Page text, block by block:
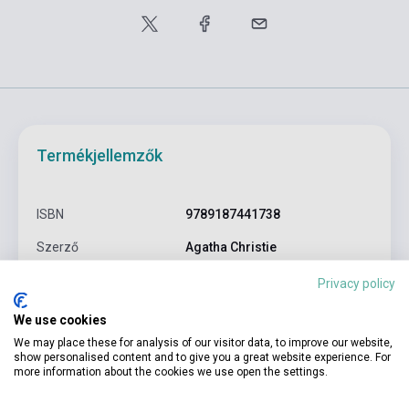
Termékjellemzők
ISBN 9789187441738
Szerző Agatha Christie
Kiadó BOOKMARK FÖRLAG
Kiadási év 2016
Privacy policy
We use cookies
We may place these for analysis of our visitor data, to improve our website,
show personalised content and to give you a great website experience. For
more information about the cookies we use open the settings.